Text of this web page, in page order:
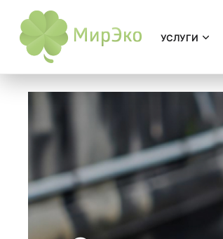
УСЛУГИ